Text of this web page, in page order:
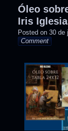
Óleo
Iris
Posted on 30 de
Comment